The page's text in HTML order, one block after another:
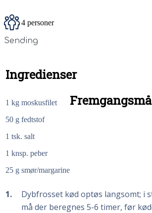
4 personer
Sending
Ingredienser
1 kg moskusfilet
50 g fedtstof
1 tsk. salt
1 knsp. peber
25 g smør/margarine
1
Dybfrosset kød optøs langsomt; i
må der beregnes 5-6 timer, før